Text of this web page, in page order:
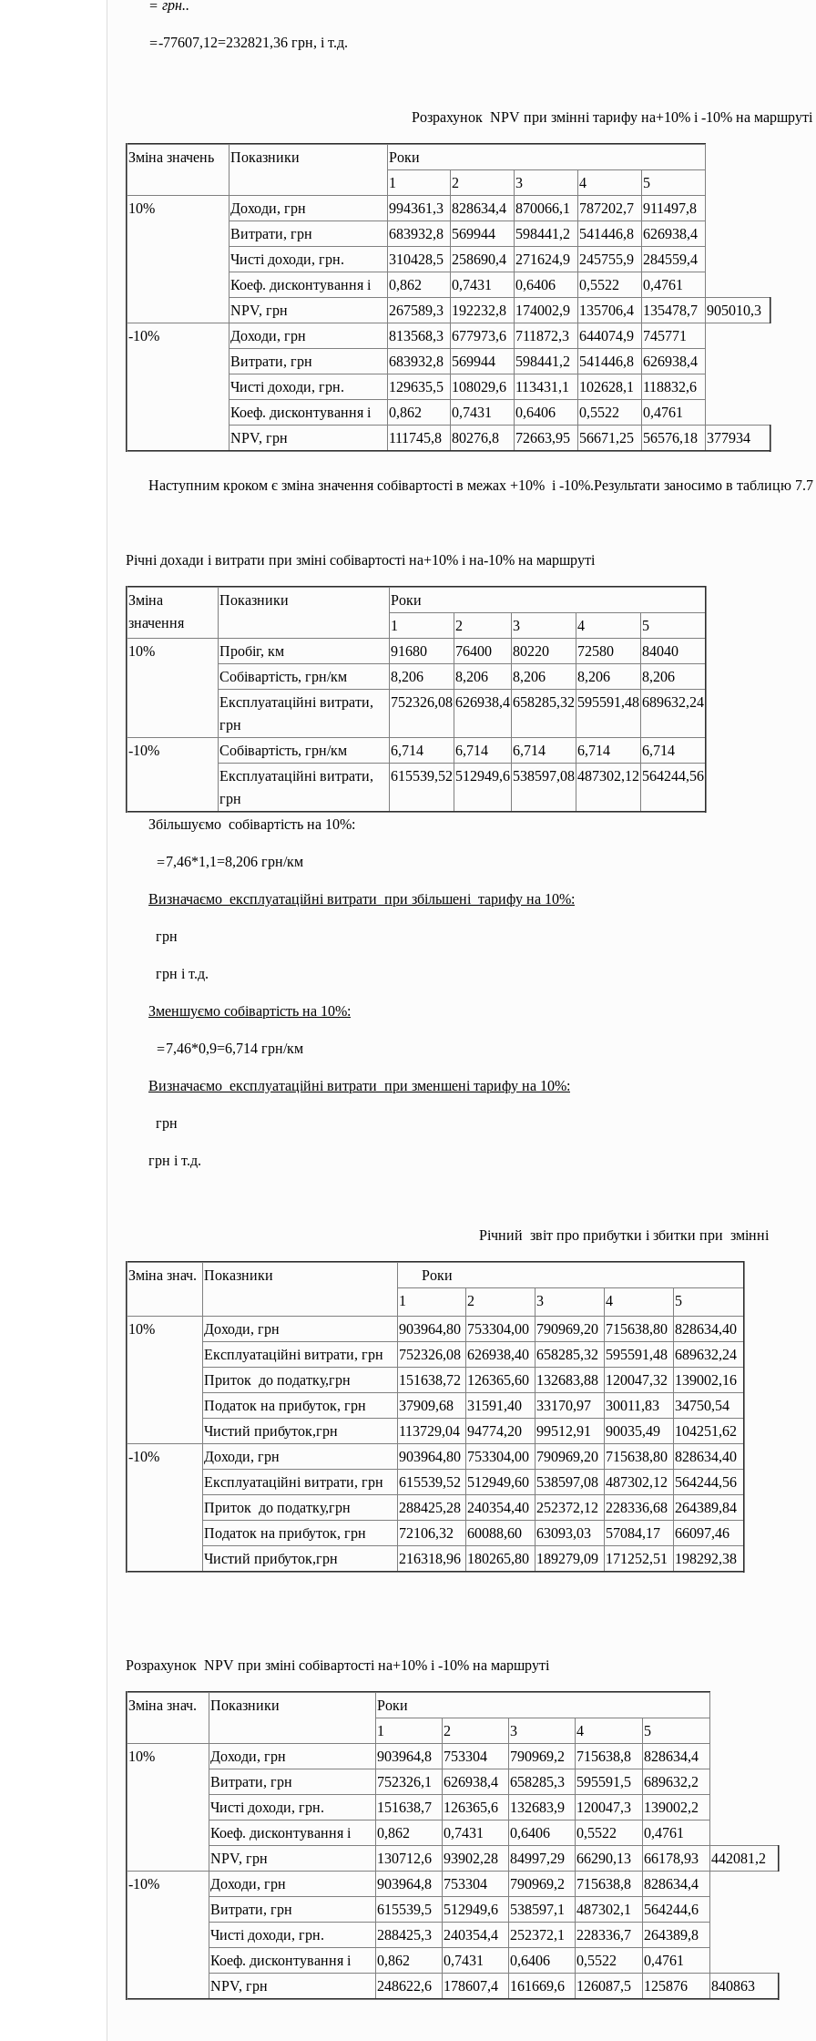
= грн..
=-77607,12=232821,36 грн, і т.д.
Розрахунок NPV при змінні тарифу на+10% і -10% на маршруті
Зміна значень Показники
Роки
1
2 3 4
5
10%
Доходи, грн 994361,3 828634,4 870066,1 787202,7 911497,8
Витрати, грн
683932,8 569944 598441,2 541446,8 626938,4
Чисті доходи, грн.
310428,5 258690,4 271624,9 245755,9
284559,4
Коеф. дисконтування і
0,862 0,7431 0,6406 0,5522
0,4761
NPV, грн
267589,3 192232,8 174002,9 135706,4 135478,7 905010,3
-10%
Доходи, грн 813568,3 677973,6 711872,3 644074,9
745771
Витрати, грн
683932,8 569944 598441,2 541446,8 626938,4
Чисті доходи, грн.
129635,5 108029,6 113431,1 102628,1
118832,6
Коеф. дисконтування і
0,862 0,7431 0,6406 0,5522
0,4761
NPV, грн
111745,8 80276,8 72663,95 56671,25 56576,18 377934
Наступним кроком є зміна значення собівартості в межах +10% і -10%.Результати заносимо в таблицю 7.7
Річні дохади і витрати при зміні собівартості на+10% і на-10% на маршруті
Зміна
значення
Показники
Роки
1
2 3 4
5
10%
Пробіг, км 91680 76400 80220 72580
84040
Собівартість, грн/км
8,206 8,206 8,206 8,206
8,206
Експлуатаційні витрати,
грн
752326,08626938,4658285,32 595591,48689632,24
-10% Собівартість, грн/км 6,714 6,714 6,714 6,714
6,714
Експлуатаційні витрати,
грн
615539,52 512949,6 538597,08487302,12 564244,56
Збільшуємо собівартість на 10%:
=7,46*1,1=8,206 грн/км
Визначаємо експлуатаційні витрати при збільшені тарифу на 10%:
грн
грн і т.д.
Зменшуємо собівартість на 10%:
=7,46*0,9=6,714 грн/км
Визначаємо експлуатаційні витрати при зменшені тарифу на 10%:
грн
грн і т.д.
Річний звіт про прибутки і збитки при змінні
Зміна знач. Показники
Роки
1
2 3 4
5
10%
Доходи, грн 903964,80 753304,00 790969,20 715638,80 828634,40
Експлуатаційні витрати, грн
752326,08 626938,40 658285,32 595591,48 689632,24
Приток до податку,грн
151638,72 126365,60 132683,88 120047,32 139002,16
Податок на прибуток, грн
37909,68 31591,40 33170,97 30011,83
34750,54
Чистий прибуток,грн
113729,04 94774,20 99512,91 90035,49
104251,62
-10%
Доходи, грн 903964,80 753304,00 790969,20 715638,80 828634,40
Експлуатаційні витрати, грн
615539,52 512949,60 538597,08 487302,12 564244,56
Приток до податку,грн
288425,28 240354,40 252372,12 228336,68 264389,84
Податок на прибуток, грн
72106,32 60088,60 63093,03 57084,17
66097,46
Чистий прибуток,грн
216318,96 180265,80 189279,09 171252,51 198292,38
Розрахунок NPV при зміні собівартості на+10% і -10% на маршруті
Зміна знач. Показники
Роки
1
2 3 4
5
10%
Доходи, грн 903964,8 753304 790969,2 715638,8
828634,4
Витрати, грн
752326,1 626938,4 658285,3 595591,5
689632,2
Чисті доходи, грн.
151638,7 126365,6 132683,9 120047,3
139002,2
Коеф. дисконтування і
0,862 0,7431 0,6406 0,5522
0,4761
NPV, грн
130712,6 93902,28 84997,29 66290,13 66178,93
442081,2
-10%
Доходи, грн 903964,8 753304 790969,2 715638,8
828634,4
Витрати, грн
615539,5 512949,6 538597,1 487302,1
564244,6
Чисті доходи, грн.
288425,3 240354,4 252372,1 228336,7
264389,8
Коеф. дисконтування і
0,862 0,7431 0,6406 0,5522
0,4761
NPV, грн
248622,6 178607,4 161669,6 126087,5 125876 840863